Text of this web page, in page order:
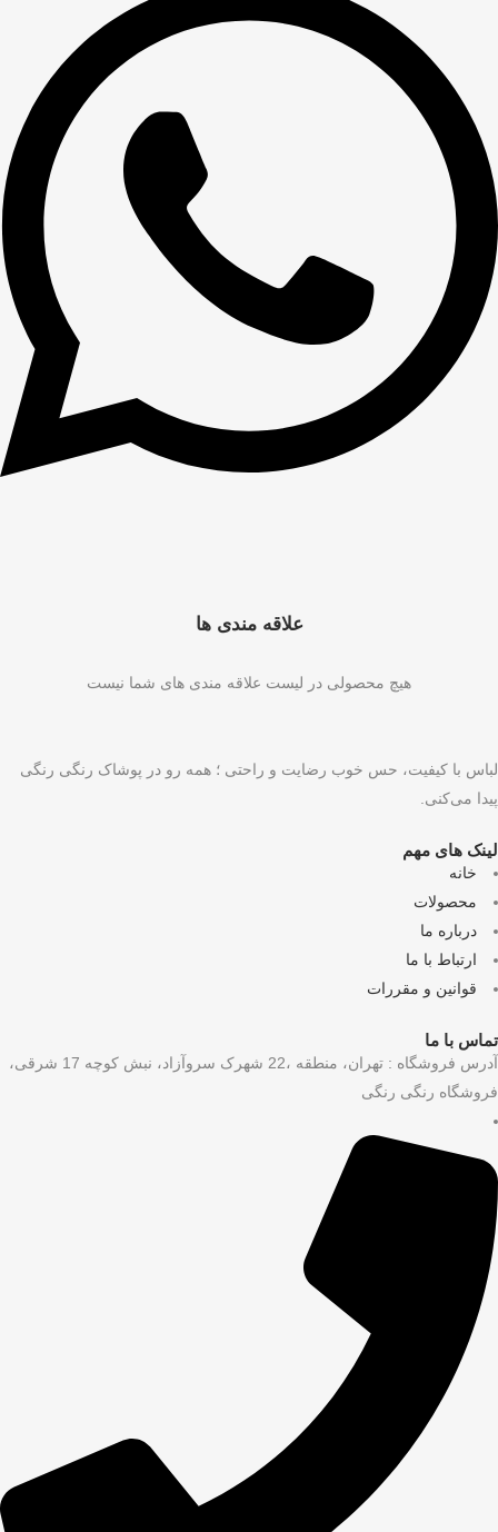
علاقه مندی ها
هیچ محصولی در لیست علاقه مندی های شما نیست
لباس با کیفیت، حس خوب رضایت و راحتی ؛ همه رو در پوشاک رنگی رنگی
پیدا می‌کنی.
لینک های مهم
خانه
محصولات
درباره ما
ارتباط با ما
قوانین و مقررات
تماس با ما
آدرس فروشگاه : تهران، منطقه ،22 شهرک سروآزاد، نبش کوچه 17 شرقی،
فروشگاه رنگی رنگی